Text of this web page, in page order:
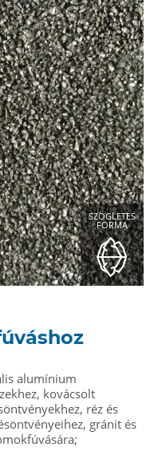
SZÖGLETES
FORMA
alumínium
kovácsolt
réz és
gránit és